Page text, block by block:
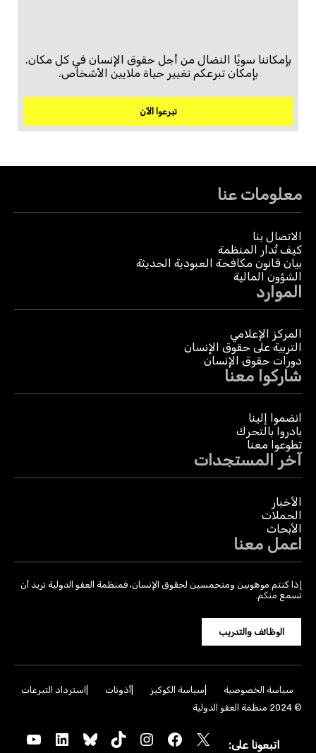
بإمكاننا سويًا النضال من أجل حقوق الإنسان في كل مكان.
بإمكان تبرعكم تغيير حياة ملايين الأشخاص.
تبرعوا الآن
معلومات عنا
الاتصال بنا
كيف تُدار المنظمة
بيان قانون مكافحة العبودية الحديثة
الشؤون المالية
الموارد
المركز الإعلامي
التربية على حقوق الإنسان
دورات حقوق الإنسان
شاركوا معنا
انضموا إلينا
بادروا بالتحرك
تطوعوا معنا
آخر المستجدات
الأخبار
الحملات
الأبحاث
اعمل معنا
إذا كنتم موهوبين ومتحمسين لحقوق الإنسان، فمنظمة العفو الدولية تريد أن
تسمع منكم.
الوظائف والتدريب
سياسة الخصوصية سياسة الكوكيز أذونات
استرداد التبرعات
© 2024 منظمة العفو الدولية
اتبعونا على: X
Facebook
Instagram
TikTok
Bluesky
LinkedIn
YouTube